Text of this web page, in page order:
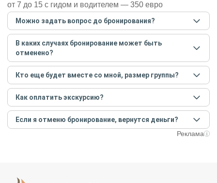
от 7 до 15 с гидом и водителем — 350 евро
Можно задать вопрос до бронирования?
Достаточно перейти по ссылке «Задать вопрос» и
написать гиду. Платить при этом не нужно. Сначала
согласуйте с гидом интересующие вас вопросы и после
этого бронируйте экскурсию.Задать вопрос.
В каких случаях бронирование может быть
отменено?
Только в случае неблагоприятных погодных условий,
например, если экскурсия на кораблике, а по прогнозу
погоды аномально-сильный ветер. При этом гид
предупредит вас об отмене, а мы вернем предоплату на
карту. Во всех остальных случаях экскурсия состоится.
Кто еще будет вместе со мной, размер группы?
Если экскурсия индивидуальная, гид проведет встречу
только для вас и вашей компании. Если групповая — на
экскурсии будут другие участники, размер зависит от
условий конкретной экскурсии.
Как оплатить экскурсию?
Создайте заказ на удобную дату и время, и внесите
предоплату как можно скорее, чтобы другие
путешественники не заняли ваше место. После этого
организатору напрямую не требуется.
Если я отменю бронирование, вернутся деньги?
При отмене за 48 часов или раньше мы вернем всюРеклама